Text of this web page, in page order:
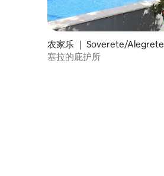
农家乐 ｜ Soverete/Alegrete
塞拉的庇护所